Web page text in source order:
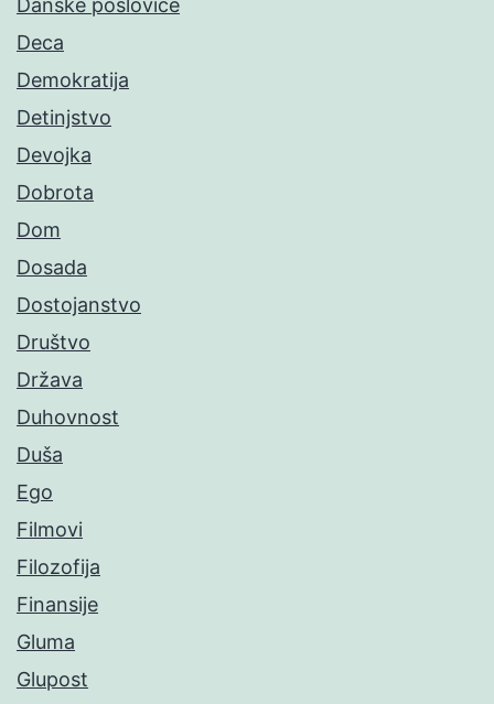
Danske poslovice
Deca
Demokratija
Detinjstvo
Devojka
Dobrota
Dom
Dosada
Dostojanstvo
Društvo
Država
Duhovnost
Duša
Ego
Filmovi
Filozofija
Finansije
Gluma
Glupost